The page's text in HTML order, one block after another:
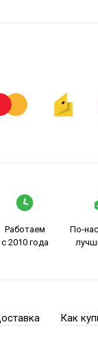
Работаем
с 2010 года
По-
Как